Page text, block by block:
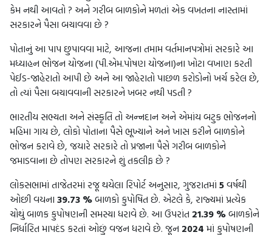
કેમ નથી આવતો ? અને ગરીબ બાળકોને મળતાં એક વખતના નાસ્તામાં
સરકારને પૈસા બચાવવા છે ?
પોતાનું આ પાપ છુપાવવા માટે, આજના તમામ વર્તમાનપત્રોમાં સરકારે આ
મધ્યાહન ભોજન યોજના (પી.એમ.પોષણ યોજના)ના ખોટા વખાણ કરતી
પેઈડ-જાહેરાતો આપી છે અને આ જાહેરાતો પાછળ કરોડોનો ખર્ચ કરેલ છે,
તો ત્યાં પૈસા બચાવવાની સરકારને ખબર નથી પડતી ?
ભારતીય સભ્યતા અને સંસ્કૃતિ તો અન્નદાન અને એમાંય બટુક ભોજનનો
મહિમા ગાય છે, લોકો પોતાના પૈસે ભૂખ્યાને અને ખાસ કરીને બાળકોને
ભોજન કરાવે છે, જયારે સરકારે તો પ્રજાના પૈસે ગરીબ બાળકોને
જમાડવાના છે તોપણ સરકારને શું તકલીફ છે ?
લોકસભામાં તાજેતરમાં રજૂ થયેલા રિપોર્ટ અનુસાર, ગુજરાતમાં 5વર્ષથી
ઓછી વયના 39.73 %બાળકો કુપોષિત છે. એટલે કે, રાજ્યમાં પ્રત્યેક
ચોથું બાળક કુપોષણની સમસ્યા ધરાવે છે. આ ઉપરાંત 21.39 %બાળકોને
નિર્ધારિત માપદંડ કરતાં ઓછું વજન ધરાવે છે. જૂન 2024 માં કુપોષણની